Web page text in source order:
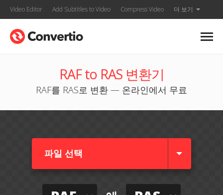
Video Editor Add Subtitles to Video Compress Video 더 보기
RAF to RAS 변환기
RAF를 RAS로 변환 — 온라인에서 무료
파일 선택